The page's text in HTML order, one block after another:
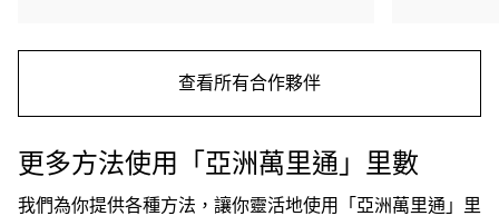
查看所有合作夥伴
更多方法使用「亞洲萬里通」里數
我們為你提供各種方法，讓你靈活地使用「亞洲萬里通」里